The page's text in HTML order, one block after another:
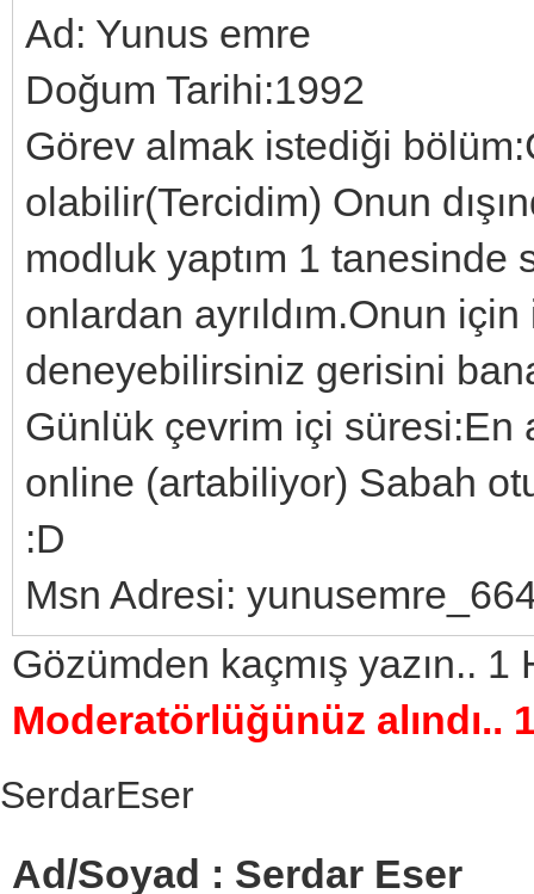
Ad: Yunus emre
Doğum Tarihi:1992
Görev almak istediği
olabilir(Tercidim) Onun
modluk yaptım 1
onlardan ayrıldım.Onun
deneyebilirsiniz gerisini
Günlük çevrim içi süresi:En
online (artabiliyor) Sabah
:D
Msn Adresi:
Gözümden kaçmış yazın..
Moderatörlüğünüz alındı..
SerdarEser
Ad/Soyad : Serdar Eser